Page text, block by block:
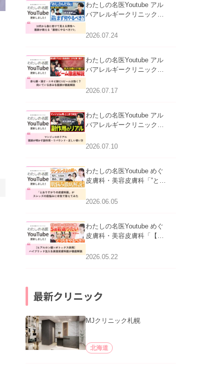
わたしの名医Youtube アル
バアレルギークリニック札
える男性へ｜医師が教える
2026.07.24
わたしの名医Youtube アル
バアレルギークリニック札
跡にVビームは効く？向い
2026.07.17
わたしの名医Youtube アル
バアレルギークリニック札
医師が明かす副作用・リバ
2026.07.10
わたしの名医Youtube めぐ
皮膚科・美容皮膚科「”とお
ッズの肌悩みに本気で答え
2026.06.05
わたしの名医Youtube めぐ
皮膚科・美容皮膚科「【ヒ
用】ハイブリッド注入を美
2026.05.22
最新クリニック
MJクリニック札幌
北海道